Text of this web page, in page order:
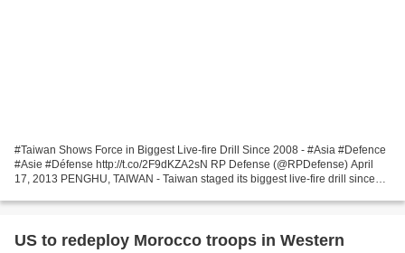
#Taiwan Shows Force in Biggest Live-fire Drill Since 2008 - #Asia #Defence
#Asie #Défense http://t.co/2F9dKZA2sN RP Defense (@RPDefense) April
17, 2013 PENGHU, TAIWAN - Taiwan staged its biggest live-fire drill since
US to redeploy Morocco troops in Western